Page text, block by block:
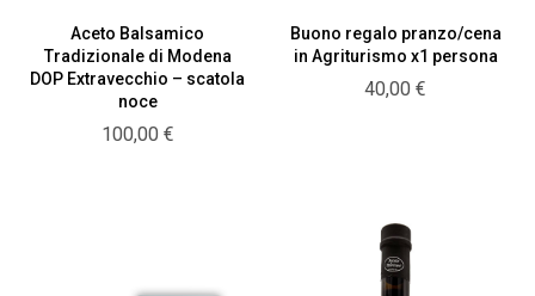
Aceto Balsamico
Tradizionale di Modena
DOP Extravecchio – scatola
noce
100,00 €
Buono regalo pranzo/cena
in Agriturismo x1 persona
40,00€